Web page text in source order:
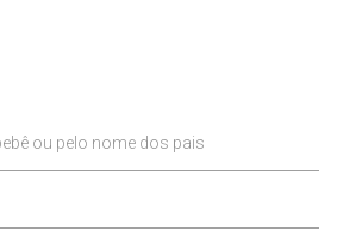
ou pelo nome dos pais